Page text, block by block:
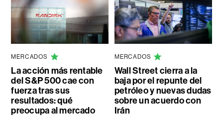
MERCADOS
La acción más rentable
del S&P 500 cae con
fuerza tras sus
resultados: qué
preocupa al mercado
MERCADOS
Wall Street cierra a la
baja por el repunte del
petróleo y nuevas dudas
sobre un acuerdo con
Irán